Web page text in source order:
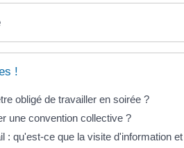
!
obligé de travailler en soirée ?
une convention collective ?
: qu'est-ce que la visite d'information